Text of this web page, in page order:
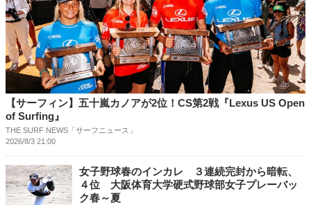
【サーフィン】五十嵐カノアが2位！CS第2戦『Lexus US Open
of Surfing』
THE SURF NEWS「サーフニュース」
2026/8/3 21:00
女子野球春のインカレ ３連続完封から暗転、
４位 大阪体育大学硬式野球部女子プレーバッ
ク春～夏